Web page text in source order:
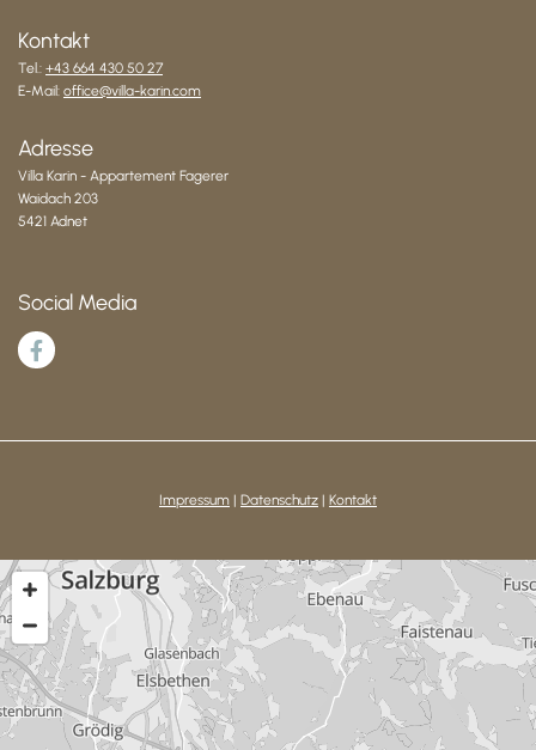
Kontakt
Tel.: +43 664 430 50 27
E-Mail: office@villa-karin.com
Adresse
Villa Karin - Appartement Fagerer
Waidach 203
5421 Adnet
Social Media
Impressum | Datenschutz | Kontakt